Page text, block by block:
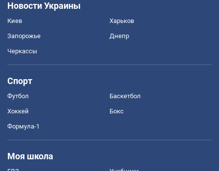
Новости Украины
Киев Харьков
Запорожье Днепр
Черкассы
Спорт
Футбол Баскетбол
Хоккей Бокс
Формула-1
Моя школа